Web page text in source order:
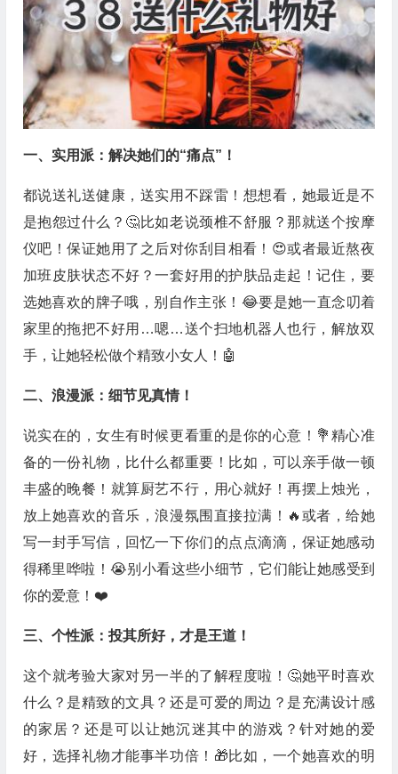
一、实用派：解决她们的“痛点”！
都说送礼送健康，送实用不踩雷！想想看，她最近是不
是抱怨过什么？🤔比如老说颈椎不舒服？那就送个按摩
仪吧！保证她用了之后对你刮目相看！😍或者最近熬夜
加班皮肤状态不好？一套好用的护肤品走起！记住，要
选她喜欢的牌子哦，别自作主张！😂要是她一直念叨着
家里的拖把不好用…嗯…送个扫地机器人也行，解放双
手，让她轻松做个精致小女人！🤖
二、浪漫派：细节见真情！
说实在的，女生有时候更看重的是你的心意！💐精心准
备的一份礼物，比什么都重要！比如，可以亲手做一顿
丰盛的晚餐！就算厨艺不行，用心就好！再摆上烛光，
放上她喜欢的音乐，浪漫氛围直接拉满！🔥或者，给她
写一封手写信，回忆一下你们的点点滴滴，保证她感动
得稀里哗啦！😭别小看这些小细节，它们能让她感受到
你的爱意！❤️
三、个性派：投其所好，才是王道！
这个就考验大家对另一半的了解程度啦！🤔她平时喜欢
什么？是精致的文具？还是可爱的周边？是充满设计感
的家居？还是可以让她沉迷其中的游戏？针对她的爱
好，选择礼物才能事半功倍！🎁比如，一个她喜欢的明